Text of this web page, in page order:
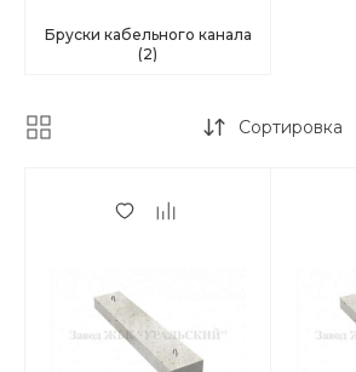
Бруски кабельного канала
(2)
Сортировка